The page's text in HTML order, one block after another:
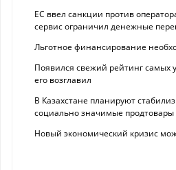
ЕС ввел санкции против
сервис ограничил денежные
Льготное финансирование
Появился свежий рейтинг самых
его возглавил
В Казахстане планируют
социально значимые продтовары
Новый экономический кризис